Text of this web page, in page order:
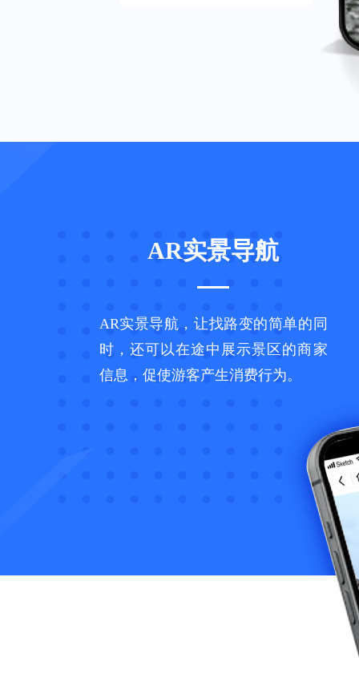
AR实景导航
AR实景导航，让找路变的简单的同
时，还可以在途中展示景区的商家
信息，促使游客产生消费行为。